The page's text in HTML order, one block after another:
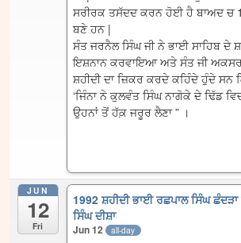
ਸਰੀਰਕ ਤਸੱਦਦ ਕਰਨ ਹੋਈ ਹੈ ਬਾਅਦ ਚ
ਬਣੇ ਹਨ |
ਸੰਤ ਜਰਨੈਲ ਸਿੰਘ ਜੀ ਨੇ ਭਾਈ ਸਾਹਿਬ ਦੇ
ਇਸ਼ਨਾਨ ਕਰਵਾਇਆ ਅਤੇ ਸੰਤ ਜੀ ਅਕਸਰ
ਸ਼ਹੀਦੀ ਦਾ ਜ਼ਿਕਰ ਕਰਦੇ ਕਹਿੰਦੇ ਹੁੰਦੇ ਸਨ
‘ਜਿੰਨਾ ਨੇ ਕੁਲਵੰਤ ਸਿੰਘ ਨਾਗੋਕੇ ਦੇ ਢਿੱਡ
ਉਹਨਾਂ ਤੋਂ ਹੱਕ਼ ਜਰੂਰ ਲੈਣਾ ” ।
JUN
12
Fri
1992 ਸ਼ਹੀਦੀ ਭਾਈ ਰਛਪਾਲ ਸਿੰਘ
ਸਿੰਘ ਦੀਸ਼ਾ
Jun 12 all-day